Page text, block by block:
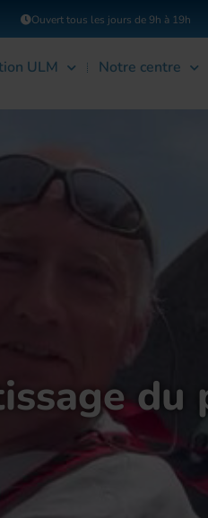
Ouvert tous les jours de 9h à 19h
ULM Notre centre